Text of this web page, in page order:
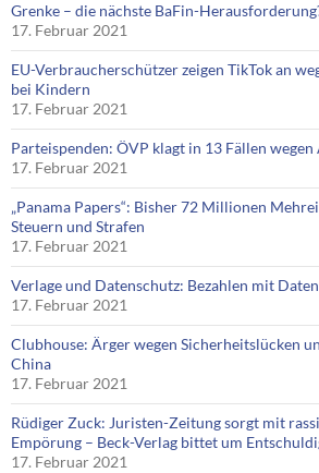
Grenke – die nächste BaFin-
17. Februar 2021
EU-Verbraucherschützer zeigen TikTok an
bei Kindern
17. Februar 2021
Parteispenden: ÖVP klagt in 13 Fällen wegen
17. Februar 2021
„Panama Papers“: Bisher 72 Millionen
Steuern und Strafen
17. Februar 2021
Verlage und Datenschutz: Bezahlen mit Daten
17. Februar 2021
Clubhouse: Ärger wegen Sicherheitslücken
China
17. Februar 2021
Rüdiger Zuck: Juristen-Zeitung sorgt mit
Empörung – Beck-Verlag bittet um
17. Februar 2021